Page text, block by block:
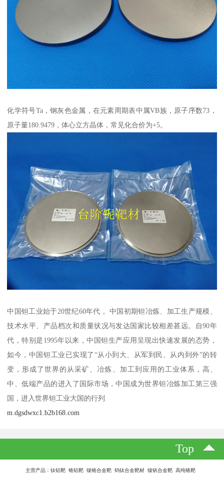
化学符号Ta，钢灰色金属，在元素周期表中属VB族，原子序数73，
原子量180.9479，体心立方晶体，常见化合价为+5。
中国钽工业始于20世纪60年代 。中国初期钽冶炼、加工生产规模、
技术水平、产品档次和质量状况与发达国家比较相差甚远。自90年
代，特别是1995年以来，中国钽生产应用呈现出快速发展的态势，
如今，中国钽工业已实现了“从小到大、从军到民、从内到外”的转
变，形成了世界的从采矿、冶炼、加工到应用的工业体系，高、
中、低端产品的进入了国际市场，中国成为世界钽冶炼加工第三强
国，进入世界钽工业大国的行列
m.dgsdwxc1.b2b168.com
Top
主营产品：钛铝靶 铬铝靶 镍铬合金靶 钨钛合金靶材 镍钒合金靶 高纯铬靶